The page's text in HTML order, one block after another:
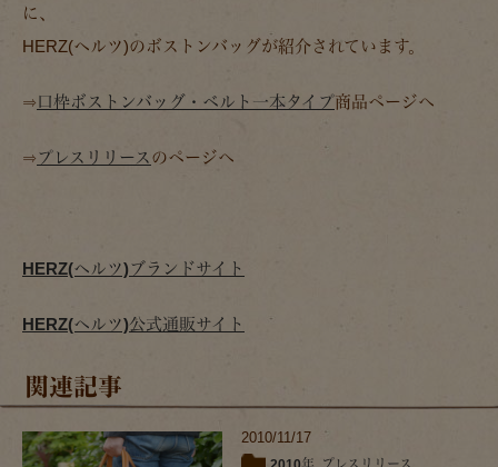
に、
HERZ(ヘルツ)のボストンバッグが紹介されています。
⇒口枠ボストンバッグ・ベルト一本タイプ商品ページへ
⇒プレスリリースのページへ
HERZ(ヘルツ)ブランドサイト
HERZ(ヘルツ)公式通販サイト
関連記事
2010/11/17